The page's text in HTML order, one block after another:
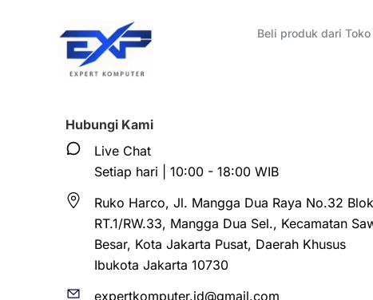
Beli produk dari
Hubungi Kami
Live Chat
Setiap hari | 10:00 - 18:00 WIB
Ruko Harco, Jl. Mangga Dua Raya No.32
RT.1/RW.33, Mangga Dua Sel., Kecamatan
Besar, Kota Jakarta Pusat, Daerah Khusus
Ibukota Jakarta 10730
expertkomputer.id@gmail.com